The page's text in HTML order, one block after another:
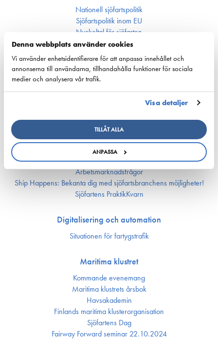
Denna webbplats använder cookies
Vi använder enhetsidentifierare för att anpassa innehållet och
annonserna till användarna, tillhandahålla funktioner för sociala
medier och analysera vår trafik.
Visa detaljer
TILLÅT ALLA
ANPASSA
Nationell sjöfartspolitik
Sjöfarts­politik inom EU
Nyckeltal för sjöfarten
Ansvarsfullhet
Försörjnings­beredskap
Arbetsmarknad och kompetens
Bemannings och kompetens­frågor
Utbildning och kompetens
Rederierna i Finland med i Företagsbyn
Arbetsmarknadsfrågor
Ship Happens: Bekanta dig med sjöfartsbranchens möjligheter!
Sjöfartens PraktikKvarn
Digitalisering och automation
Situationen för fartygstrafik
Maritima klustret
Kommande evenemang
Maritima klustrets årsbok
Havsakademin
Finlands maritima kluster­organisation
Sjöfartens Dag
Fairway Forward seminar 22.10.2024